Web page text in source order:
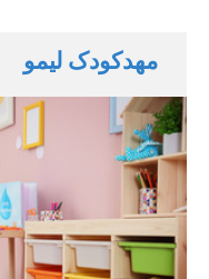
مهدکودک لیمو